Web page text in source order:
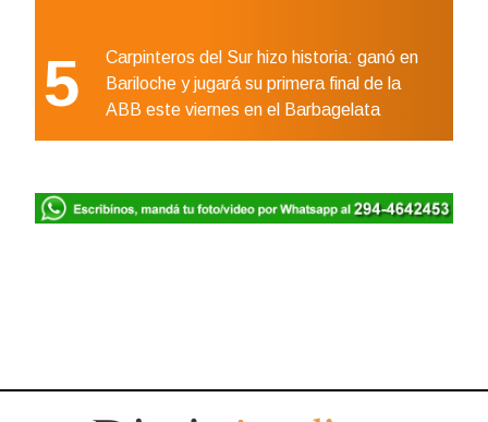
5
Carpinteros del Sur hizo historia: ganó en
Bariloche y jugará su primera final de la
ABB este viernes en el Barbagelata